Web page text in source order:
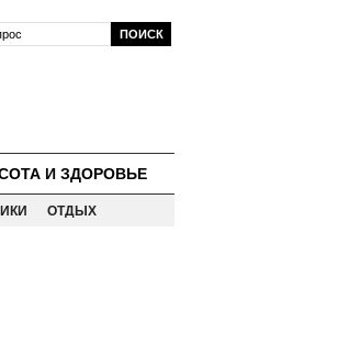
И ЗДОРОВЬЕ
ОТДЫХ